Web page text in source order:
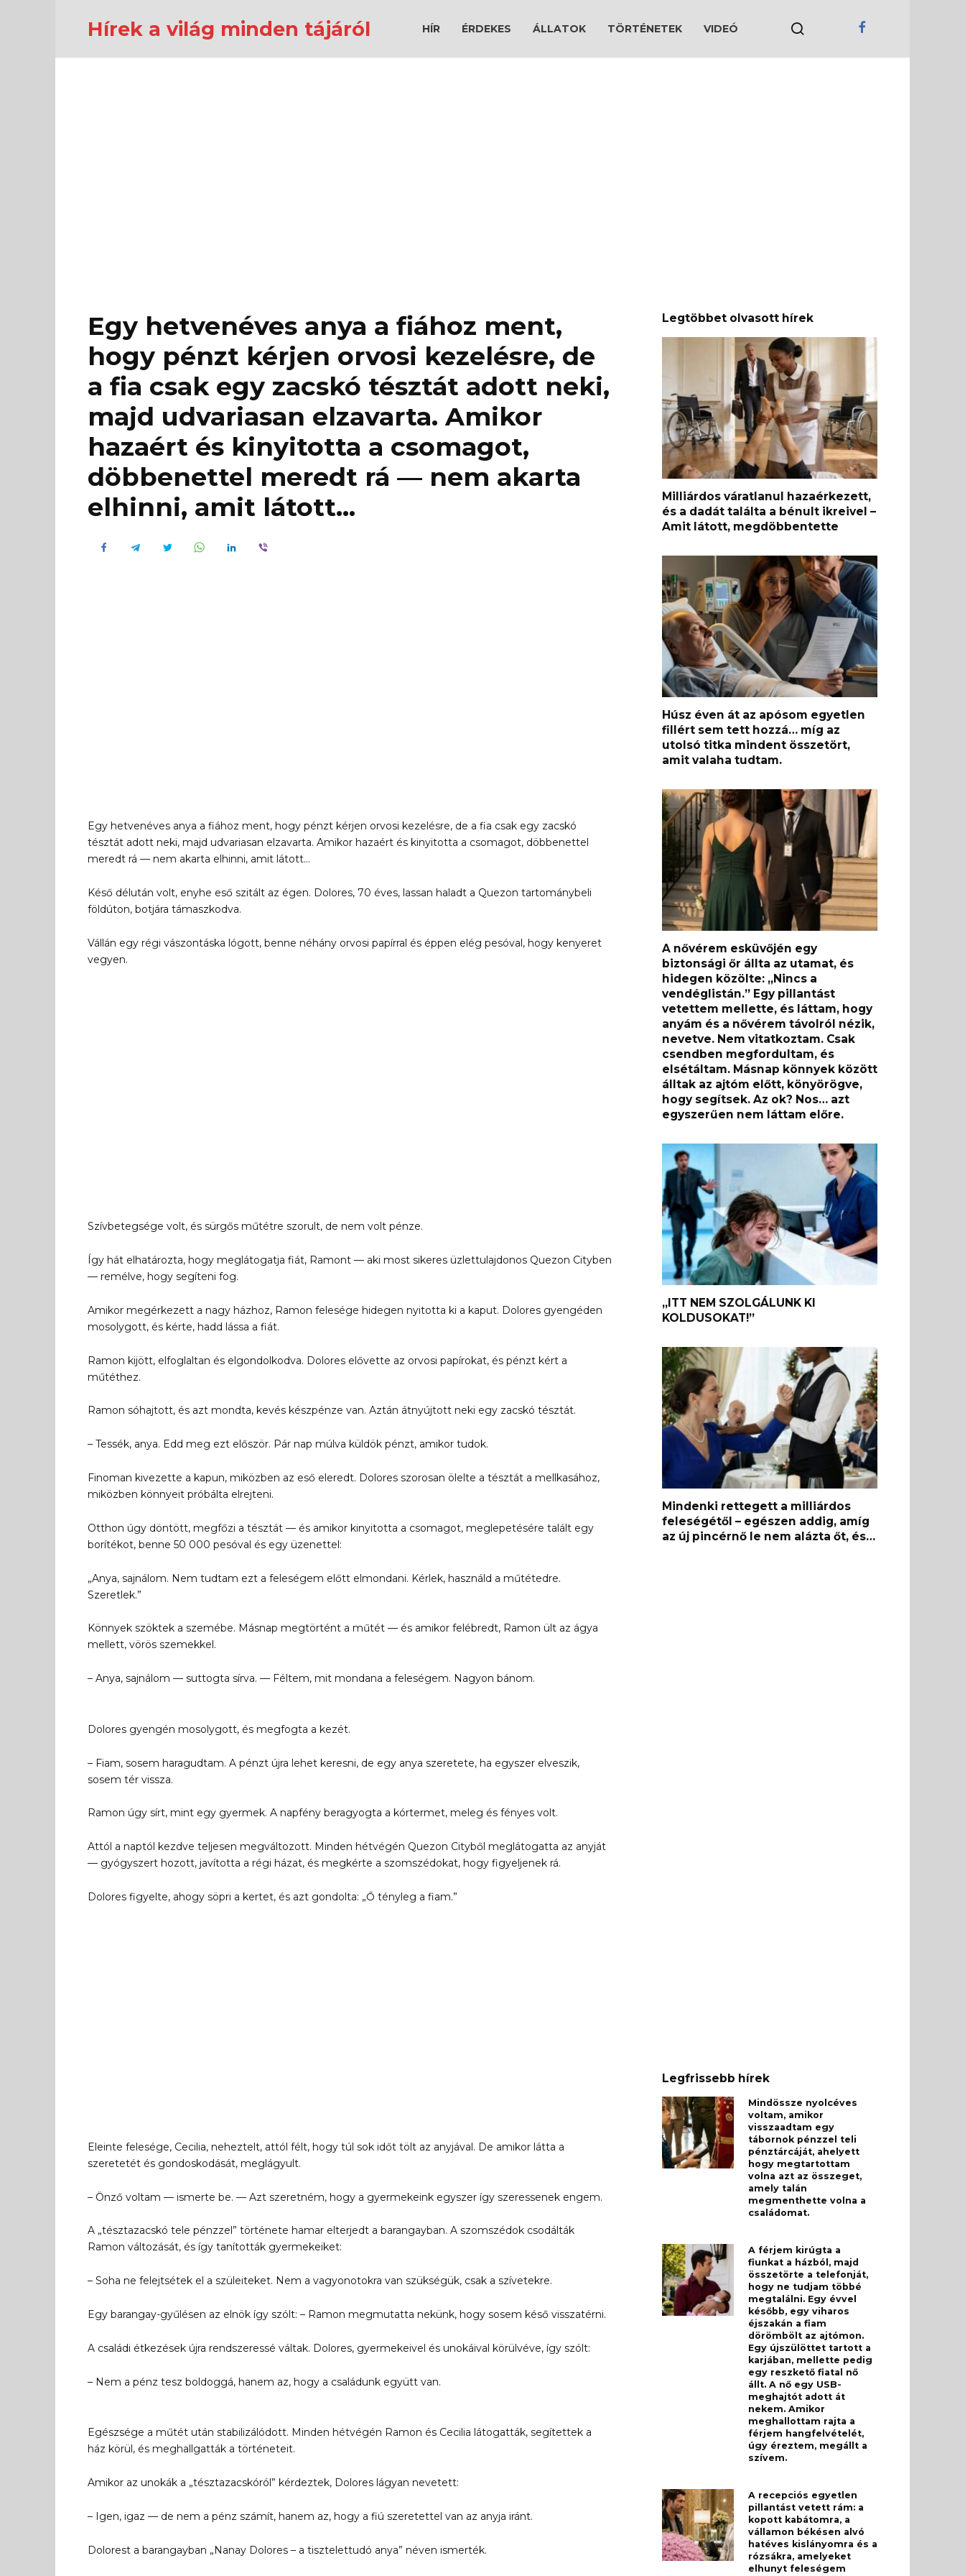
Hírek a világ minden tájáról HÍR ÉRDEKES ÁLLATOK TÖRTÉNETEK VIDEÓ
Egy hetvenéves anya a fiához ment,
hogy pénzt kérjen orvosi kezelésre, de
a fia csak egy zacskó tésztát adott neki,
majd udvariasan elzavarta. Amikor
hazaért és kinyitotta a csomagot,
döbbenettel meredt rá — nem akarta
elhinni, amit látott…
Egy hetvenéves anya a fiához ment, hogy pénzt kérjen orvosi kezelésre, de a fia csak egy zacskó
tésztát adott neki, majd udvariasan elzavarta. Amikor hazaért és kinyitotta a csomagot, döbbenettel
meredt rá — nem akarta elhinni, amit látott…
Késő délután volt, enyhe eső szitált az égen. Dolores, 70 éves, lassan haladt a Quezon tartománybeli
földúton, botjára támaszkodva.
Vállán egy régi vászontáska lógott, benne néhány orvosi papírral és éppen elég pesóval, hogy kenyeret
vegyen.
Szívbetegsége volt, és sürgős műtétre szorult, de nem volt pénze.
Így hát elhatározta, hogy meglátogatja fiát, Ramont — aki most sikeres üzlettulajdonos Quezon Cityben
— remélve, hogy segíteni fog.
Amikor megérkezett a nagy házhoz, Ramon felesége hidegen nyitotta ki a kaput. Dolores gyengéden
mosolygott, és kérte, hadd lássa a fiát.
Ramon kijött, elfoglaltan és elgondolkodva. Dolores elővette az orvosi papírokat, és pénzt kért a
műtéthez.
Ramon sóhajtott, és azt mondta, kevés készpénze van. Aztán átnyújtott neki egy zacskó tésztát.
– Tessék, anya. Edd meg ezt először. Pár nap múlva küldök pénzt, amikor tudok.
Finoman kivezette a kapun, miközben az eső eleredt. Dolores szorosan ölelte a tésztát a mellkasához,
miközben könnyeit próbálta elrejteni.
Otthon úgy döntött, megfőzi a tésztát — és amikor kinyitotta a csomagot, meglepetésére talált egy
borítékot, benne 50 000 pesóval és egy üzenettel:
„Anya, sajnálom. Nem tudtam ezt a feleségem előtt elmondani. Kérlek, használd a műtétedre.
Szeretlek.”
Könnyek szöktek a szemébe. Másnap megtörtént a műtét — és amikor felébredt, Ramon ült az ágya
mellett, vörös szemekkel.
– Anya, sajnálom — suttogta sírva. — Féltem, mit mondana a feleségem. Nagyon bánom.
Dolores gyengén mosolygott, és megfogta a kezét.
– Fiam, sosem haragudtam. A pénzt újra lehet keresni, de egy anya szeretete, ha egyszer elveszik,
sosem tér vissza.
Ramon úgy sírt, mint egy gyermek. A napfény beragyogta a kórtermet, meleg és fényes volt.
Attól a naptól kezdve teljesen megváltozott. Minden hétvégén Quezon Cityből meglátogatta az anyját
— gyógyszert hozott, javította a régi házat, és megkérte a szomszédokat, hogy figyeljenek rá.
Dolores figyelte, ahogy söpri a kertet, és azt gondolta: „Ő tényleg a fiam.”
Eleinte felesége, Cecilia, neheztelt, attól félt, hogy túl sok időt tölt az anyjával. De amikor látta a
szeretetét és gondoskodását, meglágyult.
– Önző voltam — ismerte be. — Azt szeretném, hogy a gyermekeink egyszer így szeressenek engem.
A „tésztazacskó tele pénzzel” története hamar elterjedt a barangayban. A szomszédok csodálták
Ramon változását, és így tanították gyermekeiket:
– Soha ne felejtsétek el a szüleiteket. Nem a vagyonotokra van szükségük, csak a szívetekre.
Egy barangay-gyűlésen az elnök így szólt: – Ramon megmutatta nekünk, hogy sosem késő visszatérni.
A családi étkezések újra rendszeressé váltak. Dolores, gyermekeivel és unokáival körülvéve, így szólt:
– Nem a pénz tesz boldoggá, hanem az, hogy a családunk együtt van.
Egészsége a műtét után stabilizálódott. Minden hétvégén Ramon és Cecilia látogatták, segítettek a
ház körül, és meghallgatták a történeteit.
Amikor az unokák a „tésztazacskóról” kérdeztek, Dolores lágyan nevetett:
– Igen, igaz — de nem a pénz számít, hanem az, hogy a fiú szeretettel van az anyja iránt.
Dolorest a barangayban „Nanay Dolores – a tisztelettudó anya” néven ismerték.
Legtöbbet olvasott hírek
Milliárdos váratlanul hazaérkezett,
és a dadát találta a bénult ikreivel –
Amit látott, megdöbbentette
Húsz éven át az apósom egyetlen
fillért sem tett hozzá… míg az
utolsó titka mindent összetört,
amit valaha tudtam.
A nővérem esküvőjén egy
biztonsági őr állta az utamat, és
hidegen közölte: „Nincs a
vendéglistán.” Egy pillantást
vetettem mellette, és láttam, hogy
anyám és a nővérem távolról nézik,
nevetve. Nem vitatkoztam. Csak
csendben megfordultam, és
elsétáltam. Másnap könnyek között
álltak az ajtóm előtt, könyörögve,
hogy segítsek. Az ok? Nos… azt
egyszerűen nem láttam előre.
„ITT NEM SZOLGÁLUNK KI
KOLDUSOKAT!”
Mindenki rettegett a milliárdos
feleségétől – egészen addig, amíg
az új pincérnő le nem alázta őt, és…
Legfrissebb hírek
Mindössze nyolcéves
voltam, amikor
visszaadtam egy
tábornok pénzzel teli
pénztárcáját, ahelyett
hogy megtartottam
volna azt az összeget,
amely talán
megmenthette volna a
családomat.
A férjem kirúgta a
fiunkat a házból, majd
összetörte a telefonját,
hogy ne tudjam többé
megtalálni. Egy évvel
később, egy viharos
éjszakán a fiam
dörömbölt az ajtómon.
Egy újszülöttet tartott a
karjában, mellette pedig
egy reszkető fiatal nő
állt. A nő egy USB-
meghajtót adott át
nekem. Amikor
meghallottam rajta a
férjem hangfelvételét,
úgy éreztem, megállt a
szívem.
A recepciós egyetlen
pillantást vetett rám: a
kopott kabátomra, a
vállamon békésen alvó
hatéves kislányomra és a
rózsákra, amelyeket
elhunyt feleségem